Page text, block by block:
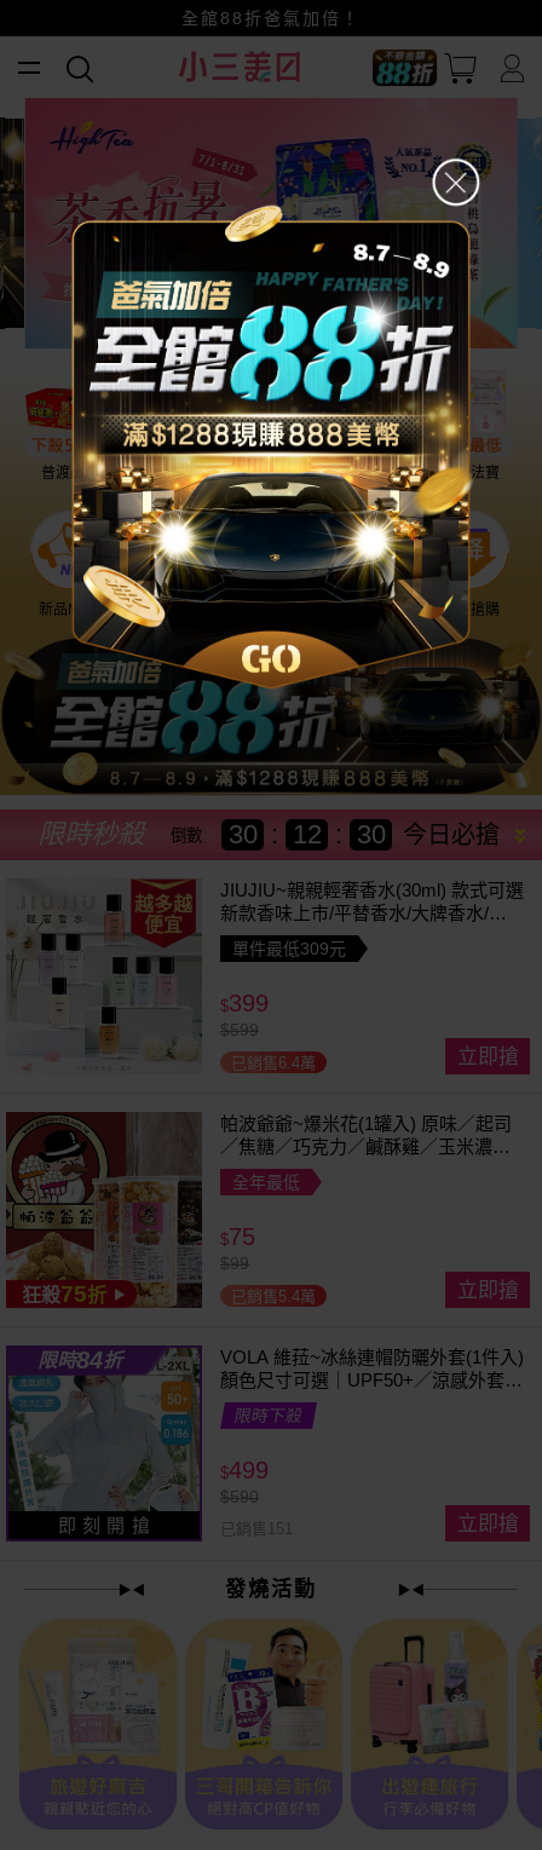
賺美幣~換好禮~立即換GO~
小三美日x全支付~美幣+全點折上折超划算
全館88折爸氣加倍！
普渡必備 話題保養 盛夏提案 雨天法寶
新品NEW 降價搶購
今日必搶
限時秒殺 倒數 30 : 12 : 28
越多越
便宜
JIUJIU~親親輕奢香水(30ml) 款式可選
新款香味上市/平替香水/大牌香水/大
牌平替
單件最低309元
$399
$599
已銷售6.4萬 立即搶
狂殺75折
帕波爺爺~爆米花(1罐入) 原味／起司
／焦糖／巧克力／鹹酥雞／玉米濃湯
／珍珠奶茶 款式可選
全年最低
$75
$99
已銷售5.4萬 立即搶
限時84折
即 刻 開 搶
VOLA 維菈~冰絲連帽防曬外套(1件入)
顏色尺寸可選｜UPF50+／涼感外套／
可拆帽簷／馬尾孔設計／機車族防曬
限時下殺
$499
$590
已銷售151 立即搶
發燒活動